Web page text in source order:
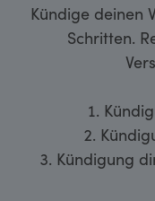
Kündige deinen
Schritten.
Kündigung